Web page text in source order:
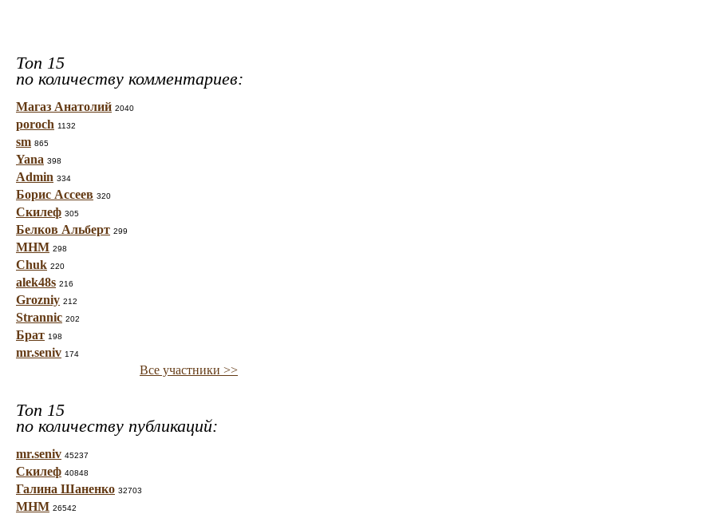
Топ 15
по количеству комментариев:
Магаз Анатолий 2040
poroch 1132
sm 865
Yana 398
Admin 334
Борис Ассеев 320
Скилеф 305
Белков Альберт 299
МНМ 298
Chuk 220
alek48s 216
Grozniy 212
Strannic 202
Брат 198
mr.seniv 174
Все участники >>
Топ 15
по количеству публикаций:
mr.seniv 45237
Скилеф 40848
Галина Шаненко 32703
МНМ 26542